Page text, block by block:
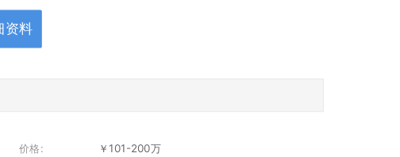
资料
价格: ￥101-200万